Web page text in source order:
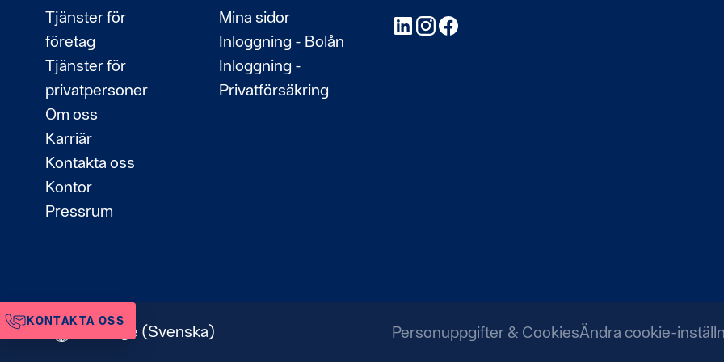
KONTAKTA OSS
Tjänster för
företag
Tjänster för
privatpersoner
Om oss
Karriär
Kontakta oss
Kontor
Pressrum
Mina sidor
Inloggning - Bolån
Inloggning -
Privatförsäkring
LinkedInInstagram
Sverige (Svenska) Personuppgifter & CookiesÄndra cookie-